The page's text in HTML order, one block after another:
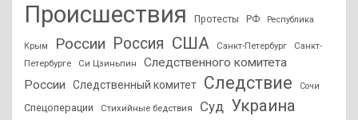
Происшествия Протесты РФ Республика
Крым России Россия США Санкт-Петербург
Санкт-
Петербурге
Си Цзиньпин
Следственного комитета
России
Следственный комитет Следствие Сочи
Спецоперации Стихийные бедствия Суд Украина